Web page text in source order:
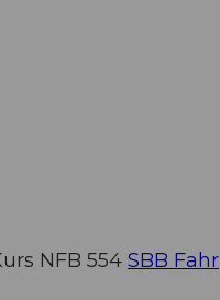
NFB 554 SBB